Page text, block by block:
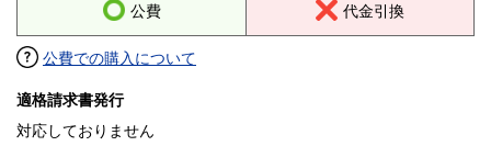
公費 代金引換
公費での購入について
適格請求書発行
対応しておりません